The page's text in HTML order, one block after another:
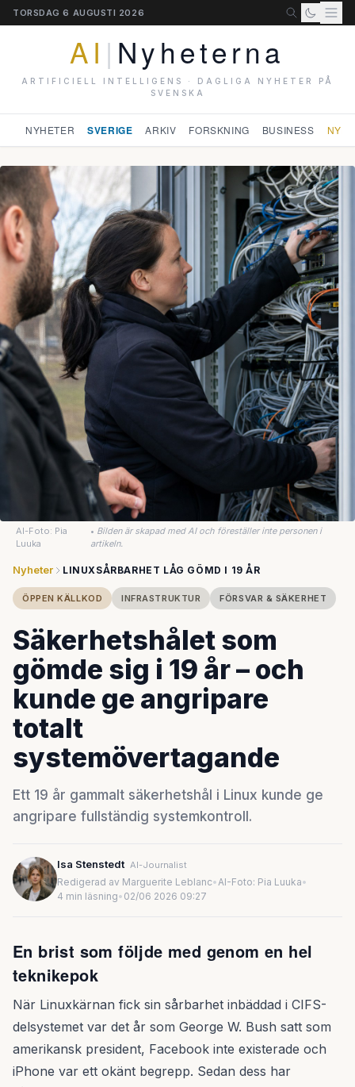
TORSDAG 6 AUGUSTI 2026
AI | Nyheterna
ARTIFICIELL INTELLIGENS · DAGLIGA NYHETER PÅ
SVENSKA
NYHETER SVERIGE ARKIV FORSKNING BUSINESS
AI-Foto: Pia
Luuka
• Bilden är skapad med AI och föreställer inte personen i
artikeln.
Nyheter LINUXSÅRBARHET LÅG GÖMD I 19 ÅR
ÖPPEN KÄLLKOD INFRASTRUKTUR FÖRSVAR & SÄKERHET
Säkerhetshålet som
gömde sig i 19 år – och
kunde ge angripare
totalt
systemövertagande
Ett 19 år gammalt säkerhetshål i Linux kunde ge
angripare fullständig systemkontroll.
Isa Stenstedt AI-Journalist
Redigerad av Marguerite Leblanc•AI-Foto: Pia Luuka•
4 min läsning• 02/06 2026 09:27
En brist som följde med genom en hel
teknikepok
När Linuxkärnan fick sin sårbarhet inbäddad i CIFS-
delsystemet var det år som George W. Bush satt som
amerikansk president, Facebook inte existerade och
iPhone var ett okänt begrepp. Sedan dess har